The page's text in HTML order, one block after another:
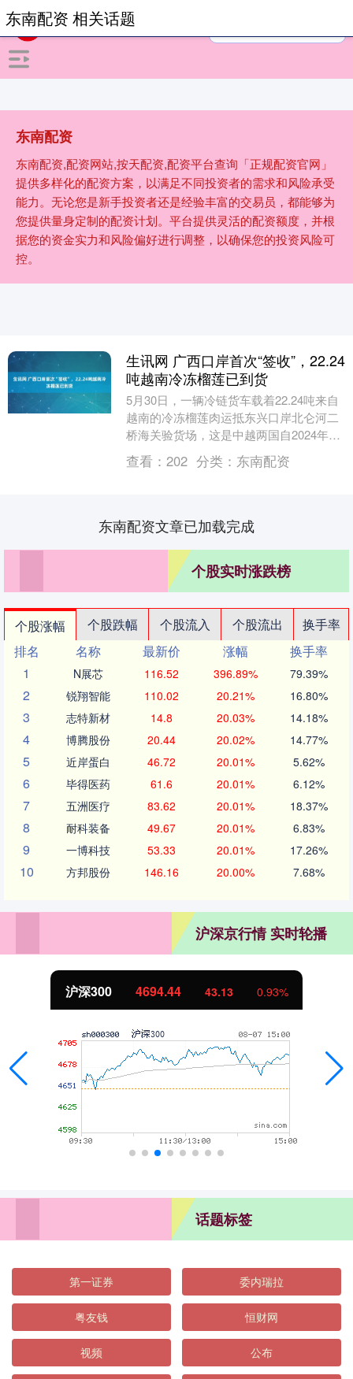
东南配资
东南配资,配资网站,按天配资,配资平台查询「正规配资官网」
提供多样化的配资方案，以满足不同投资者的需求和风险承受
能力。无论您是新手投资者还是经验丰富的交易员，都能够为
您提供量身定制的配资计划。平台提供灵活的配资额度，并根
据您的资金实力和风险偏好进行调整，以确保您的投资风险可
控。
东南配资 相关话题
生讯网 广西口岸首次“签收”，22.24
吨越南冷冻榴莲已到货
5月30日，一辆冷链货车载着22.24吨来自
越南的冷冻榴莲肉运抵东兴口岸北仑河二
桥海关验货场，这是中越两国自2024年8
月19日签署冷冻榴莲输华议定书以来广西
口....
查看： 202 分类： 东南配资
东南配资文章已加载完成
个股实时涨跌榜
个股涨幅 个股跌幅 个股流入 个股流出
换手率
排名
名称 最新价 涨幅
换手率
1
N展芯 116.52 396.89% 79.39%
2 锐翔智能 110.02 20.21% 16.80%
3 志特新材 14.8 20.03% 14.18%
4 博腾股份 20.44 20.02% 14.77%
5 近岸蛋白 46.72 20.01% 5.62%
6 毕得医药 61.6 20.01% 6.12%
7 五洲医疗 83.62 20.01% 18.37%
8 耐科装备 49.67 20.01% 6.83%
9 一博科技 53.33 20.01% 17.26%
10 方邦股份 146.16 20.00% 7.68%
沪深京行情 实时轮播
沪深300 4694.44 43.13 0.93%
话题标签
第一证券 委内瑞拉
粤友钱 恒财网
视频 公布